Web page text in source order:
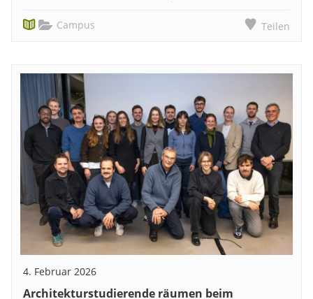
Campus Teilen
4. Februar 2026
Architekturstudierende räumen beim